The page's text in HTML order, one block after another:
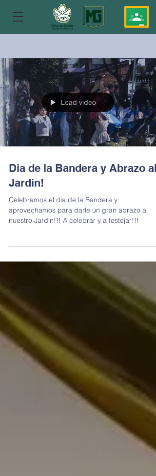
Load video
Dia de la Bandera y Abrazo al
Jardin!
Celebramos el dia de la Bandera y
aprovechamos para darle un gran abrazo a
nuestro Jardin!!! A celebrar y a festejar!!!